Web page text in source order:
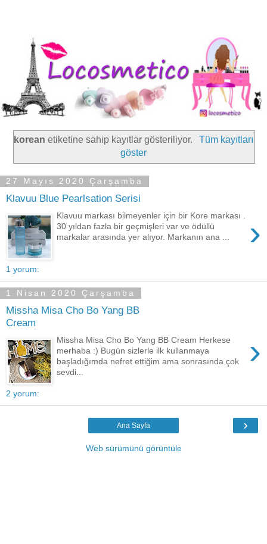
korean etiketine sahip kayıtlar gösteriliyor.
Tüm kayıtları
göster
27 Mayıs 2020 Çarşamba
Klavuu Blue Pearlsation Serisi
›
Klavuu markası bilmeyenler için bir Kore markası .
30 yıldan fazla bir geçmişleri var ve ödüllü
markalar arasında yer alıyor. Markanın ana ...
1 yorum:
1 Nisan 2020 Çarşamba
Missha Misa Cho Bo Yang BB
Cream
›
Missha Misa Cho Bo Yang BB Cream Herkese
merhaba :) Bugün sizlerle ilk kullanmaya
başladığımda nefret ettiğim ama sonrasında çok
sevdi...
2 yorum:
›
Ana Sayfa
Web sürümünü görüntüle